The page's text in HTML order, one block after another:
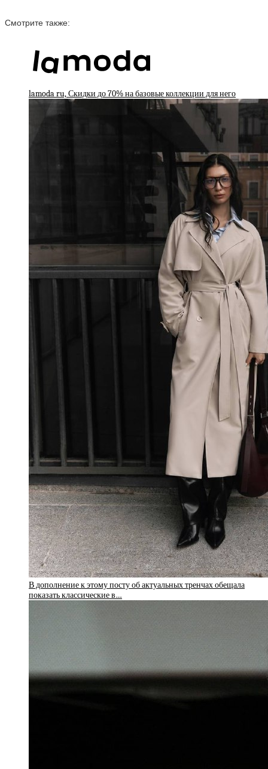
Смотрите также:
lamoda ru, Скидки до 70% на базовые коллекции для него
В дополнение к этому посту об актуальных тренчах обещала
показать классические в…